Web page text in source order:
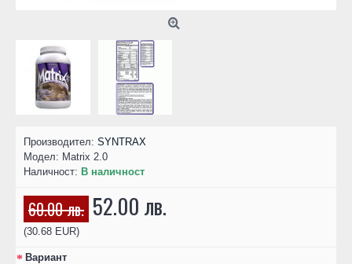
Производител: SYNTRAX
Модел: Matrix 2.0
Наличност: В наличност
60.00 лв. 52.00 лв.
(30.68 EUR)
Вариант